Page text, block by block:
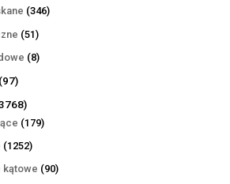
produktów
346346
5151
produktów
88
9797
produktów
3768
produktów
179179
12521252
produkty
kątowe 9090